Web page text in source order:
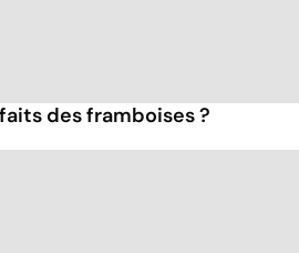
des framboises ?